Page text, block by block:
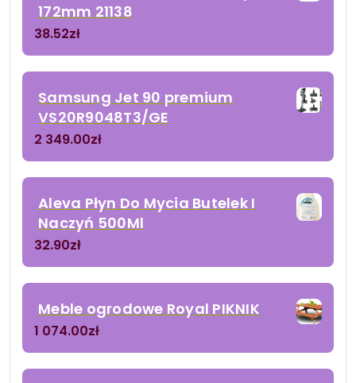
172mm 21138
38.52zł
Samsung Jet 90 premium
VS20R9048T3/GE
2 349.00zł
Aleva Płyn Do Mycia Butelek I
Naczyń 500Ml
32.90zł
Meble ogrodowe Royal PIKNIK
1 074.00zł